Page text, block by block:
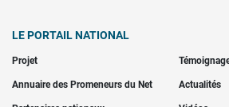
LE PORTAIL NATIONAL
Projet
Annuaire des Promeneurs du Net Actualités